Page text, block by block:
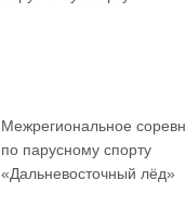
Межрегиональное
по парусному спорту
«Дальневосточный лёд»